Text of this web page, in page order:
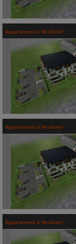
Appartement à Neufchef
Appartement à Neufchef
Appartement à Neufchef